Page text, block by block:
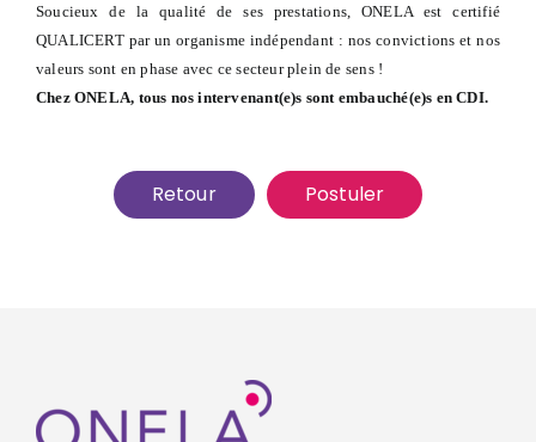
Soucieux de la qualité de ses prestations, ONELA est certifié
QUALICERT par un organisme indépendant : nos convictions et nos
valeurs sont en phase avec ce secteur plein de sens !
Chez ONELA, tous nos intervenant(e)s sont embauché(e)s en CDI.
Retour Postuler